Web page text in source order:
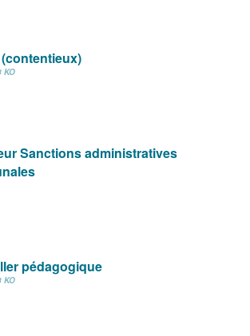
KO
Sanctions administratives
pédagogique
KO